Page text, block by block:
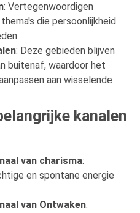
: Vertegenwoordigen
die persoonlijkheid
: Deze gebieden blijven
buitenaf, waardoor het
aan wisselende
kanalen
van charisma:
en spontane energie
van Ontwaken: